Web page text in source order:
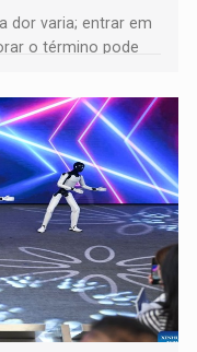
dor varia; entrar em
o término pode